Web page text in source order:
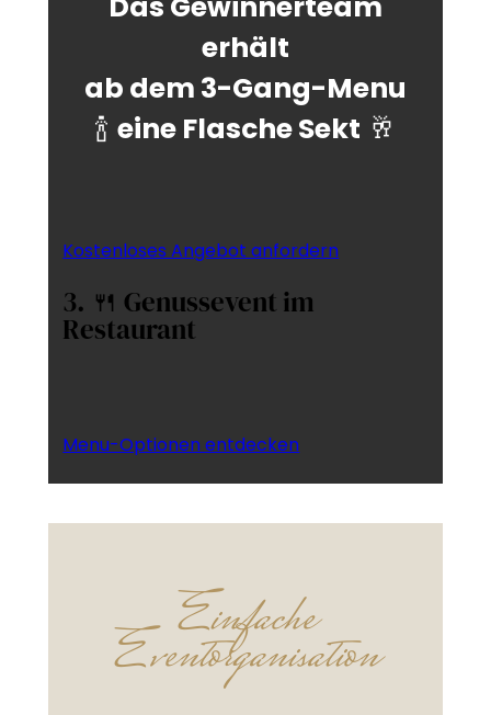
erhält
ab dem 3-Gang-Menu
🍾 eine Flasche Sekt 🥂
Kostenloses Angebot anfordern
3. 🍴 Genussevent im
Restaurant
Menu-Optionen entdecken
Einfache
Eventorganisation